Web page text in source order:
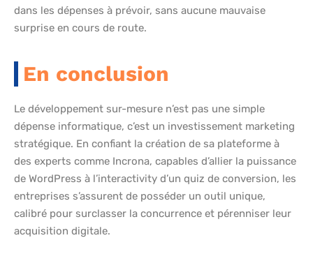
dans les dépenses à prévoir, sans aucune mauvaise
surprise en cours de route.
En conclusion
Le développement sur-mesure n’est pas une simple
dépense informatique, c’est un investissement marketing
stratégique. En confiant la création de sa plateforme à
des experts comme Incrona, capables d’allier la puissance
de WordPress à l’interactivity d’un quiz de conversion, les
entreprises s’assurent de posséder un outil unique,
calibré pour surclasser la concurrence et pérenniser leur
acquisition digitale.